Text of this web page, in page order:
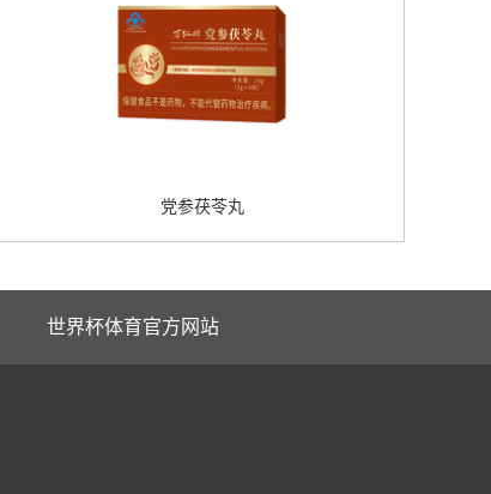
党参茯苓丸
世界杯体育官方网站